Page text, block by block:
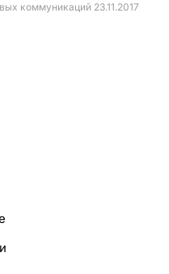
коммуникаций 23.11.2017